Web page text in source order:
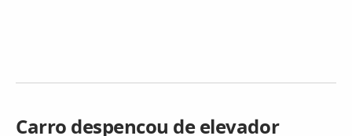
Carro despencou de elevador